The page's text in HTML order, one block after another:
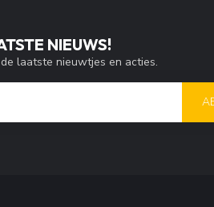
NIEUWS!
laatste nieuwtjes en acties.